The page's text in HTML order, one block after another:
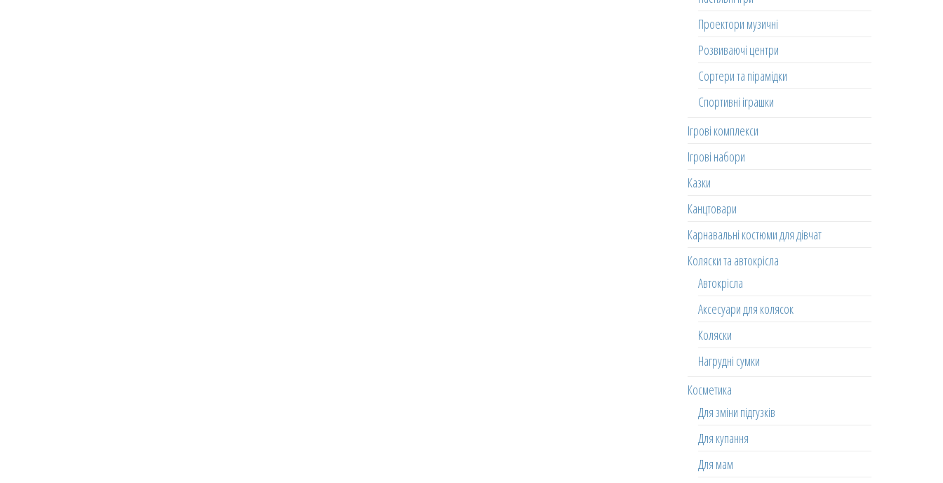
Проектори музичні
Розвиваючі центри
Сортери та пірамідки
Спортивні іграшки
Ігрові комплекси
Ігрові набори
Казки
Канцтовари
Карнавальні костюми для дівчат
Коляски та автокрісла
Автокрісла
Аксесуари для колясок
Коляски
Нагрудні сумки
Косметика
Для зміни підгузків
Для купання
Для мам